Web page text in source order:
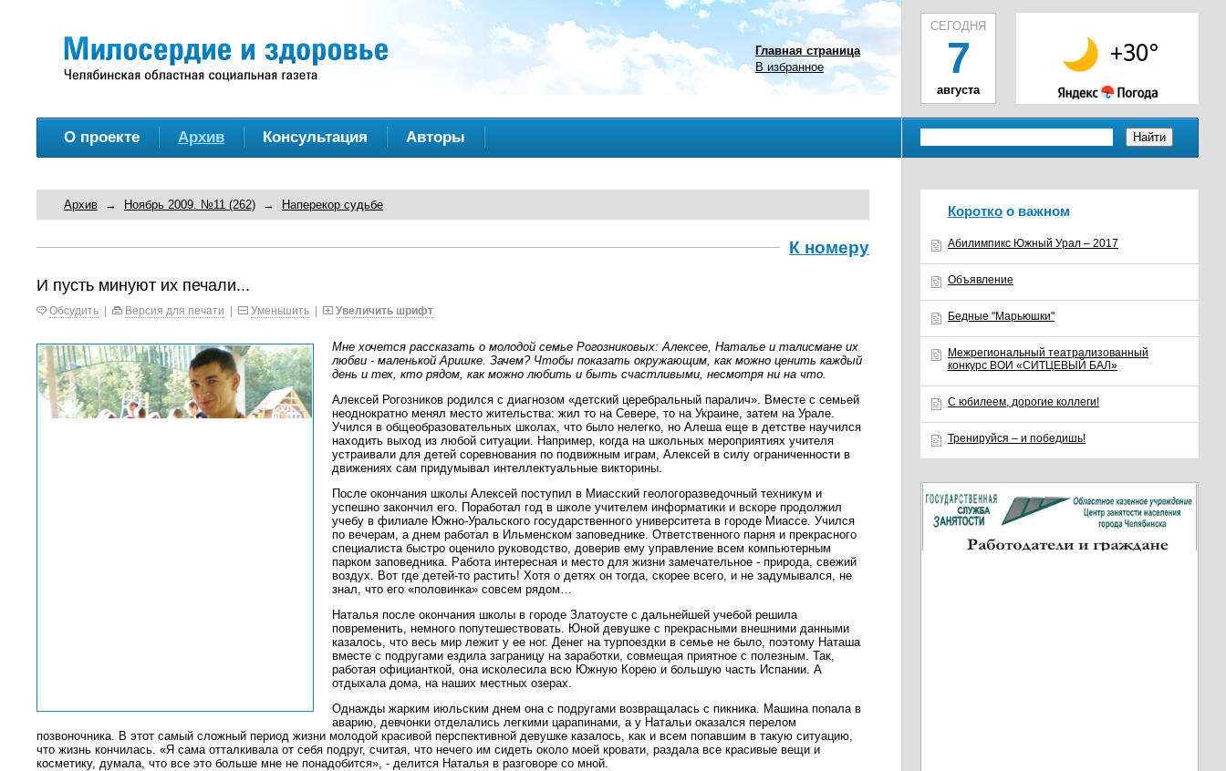
Главная страница
В избранное
СЕГОДНЯ
7
августа
О проекте Архив Консультация Авторы
Архив → Ноябрь 2009. №11 (262) → Наперекор судьбе
К номеру
И пусть минуют их печали...
Обсудить Версия для печати Уменьшить Увеличить шрифт
Мне хочется рассказать о молодой семье Рогозниковых: Алексее, Наталье и талисмане их
любви - маленькой Аришке. Зачем? Чтобы показать окружающим, как можно ценить каждый
день и тех, кто рядом, как можно любить и быть счастливыми, несмотря ни на что.
Алексей Рогозников родился с диагнозом «детский церебральный паралич». Вместе с семьей
неоднократно менял место жительства: жил то на Севере, то на Украине, затем на Урале.
Учился в общеобразовательных школах, что было нелегко, но Алеша еще в детстве научился
находить выход из любой ситуации. Например, когда на школьных мероприятиях учителя
устраивали для детей соревнования по подвижным играм, Алексей в силу ограниченности в
движениях сам придумывал интеллектуальные викторины.
После окончания школы Алексей поступил в Миасский геологоразведочный техникум и
успешно закончил его. Поработал год в школе учителем информатики и вскоре продолжил
учебу в филиале Южно-Уральского государственного университета в городе Миассе. Учился
по вечерам, а днем работал в Ильменском заповеднике. Ответственного парня и прекрасного
специалиста быстро оценило руководство, доверив ему управление всем компьютерным
парком заповедника. Работа интересная и место для жизни замечательное - природа, свежий
воздух. Вот где детей-то растить! Хотя о детях он тогда, скорее всего, и не задумывался, не
знал, что его «половинка» совсем рядом…
Наталья после окончания школы в городе Златоусте с дальнейшей учебой решила
повременить, немного попутешествовать. Юной девушке с прекрасными внешними данными
казалось, что весь мир лежит у ее ног. Денег на турпоездки в семье не было, поэтому Наташа
вместе с подругами ездила заграницу на заработки, совмещая приятное с полезным. Так,
работая официанткой, она исколесила всю Южную Корею и большую часть Испании. А
отдыхала дома, на наших местных озерах.
Однажды жарким июльским днем она с подругами возвращалась с пикника. Машина попала в
аварию, девчонки отделались легкими царапинами, а у Натальи оказался перелом
позвоночника. В этот самый сложный период жизни молодой красивой перспективной девушке казалось, как и всем попавшим в такую ситуацию,
что жизнь кончилась. «Я сама отталкивала от себя подруг, считая, что нечего им сидеть около моей кровати, раздала все красивые вещи и
косметику, думала, что все это больше мне не понадобится», - делится Наталья в разговоре со мной.
Коротко о важном
Абилимпикс Южный Урал – 2017
Объявление
Бедные "Марьюшки"
Межрегиональный театрализованный
конкурс ВОИ «СИТЦЕВЫЙ БАЛ»
С юбилеем, дорогие коллеги!
Тренируйся – и победишь!